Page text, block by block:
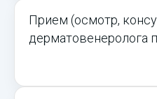
Прием (осмотр,
дерматовенеролога